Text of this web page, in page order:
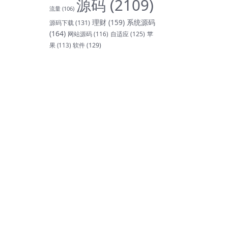
流量 (106) 源码 (2109)
源码下载(131) 理财 (159) 系统源码
(164) 网站源码(116) 自适应(125) 苹
果 (113) 软件(129)